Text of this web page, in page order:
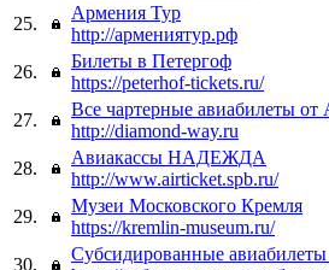
25.
Армения Тур
http://армениятур.рф
26.
Билеты в Петергоф
https://peterhof-tickets.ru/
27.
Все чартерные авиабилеты
http://diamond-way.ru
28.
Авиакассы НАДЕЖДА
http://www.airticket.spb.ru/
29.
Музеи Московского Кремля
https://kremlin-museum.ru/
30.
Субсидированные